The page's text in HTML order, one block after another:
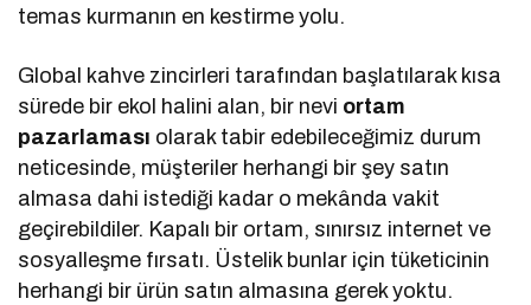
temas kurmanın en kestirme yolu.
Global kahve zincirleri tarafından başlatılarak kısa
sürede bir ekol halini alan, bir nevi ortam
pazarlaması olarak tabir edebileceğimiz durum
neticesinde, müşteriler herhangi bir şey satın
almasa dahi istediği kadar o mekânda vakit
geçirebildiler. Kapalı bir ortam, sınırsız internet ve
sosyalleşme fırsatı. Üstelik bunlar için tüketicinin
herhangi bir ürün satın almasına gerek yoktu.